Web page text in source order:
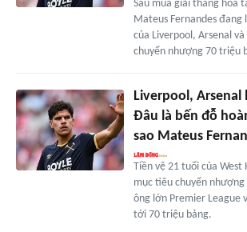
Sau mùa giải thăng hoa
Mateus Fernandes đang
của Liverpool, Arsenal
chuyển nhượng 70 triệu
Liverpool, Arsenal
Đâu là bến đỗ
sao Mateus
Tiền vệ 21 tuổi của
mục tiêu chuyển nhượng
ông lớn Premier League
tới 70 triệu bảng.